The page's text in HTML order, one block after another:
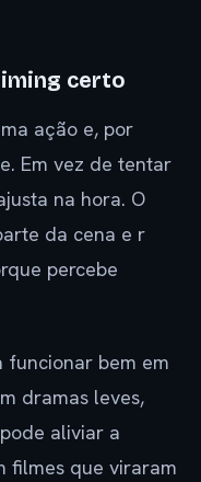
certo
ação e, por
Em vez de tentar
na hora. O
da cena e r
percebe
funcionar bem em
dramas leves,
aliviar a
filmes que viraram